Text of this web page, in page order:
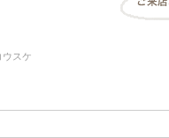
ウスケ